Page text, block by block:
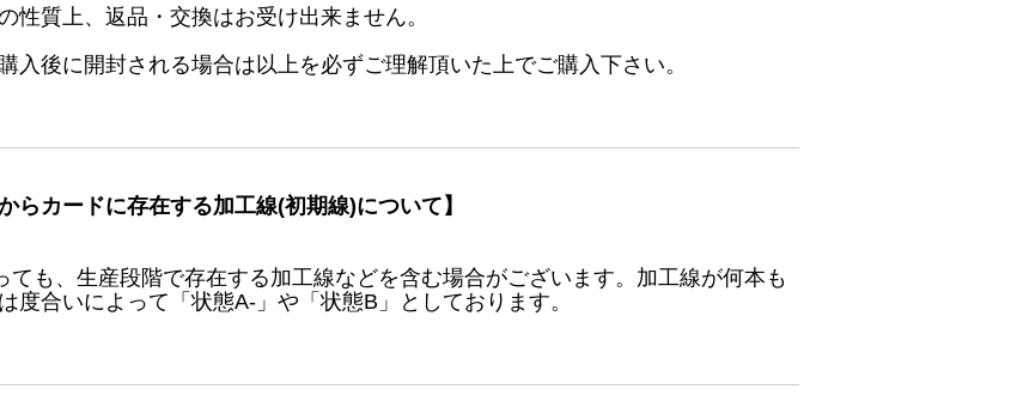
性質上、返品・交換はお受け出来ません。
入後に開封される場合は以上を必ずご理解頂いた上でご購入下さい。
らカードに存在する加工線(初期線)について】
ても、生産段階で存在する加工線などを含む場合がございます。加工線が何本も
度合いによって「状態A-」や「状態B」としております。